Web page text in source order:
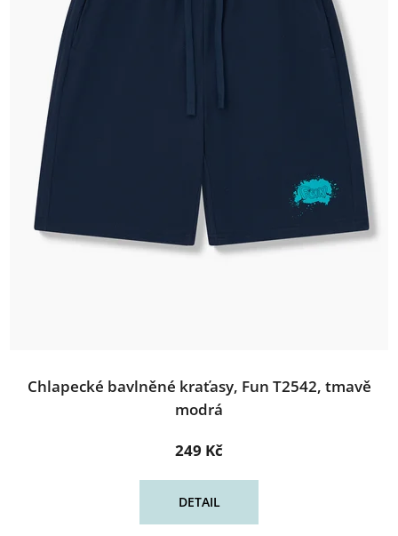
Chlapecké bavlněné kraťasy, Fun T2542, tmavě
modrá
249 Kč
DETAIL